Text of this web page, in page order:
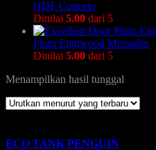
HDF Conceto
Dinilai 5.00 dari 5
Pintu Engiwood Mersailes
Dinilai 5.00 dari 5
Menampilkan hasil tunggal
ECO TANK PENGUIN